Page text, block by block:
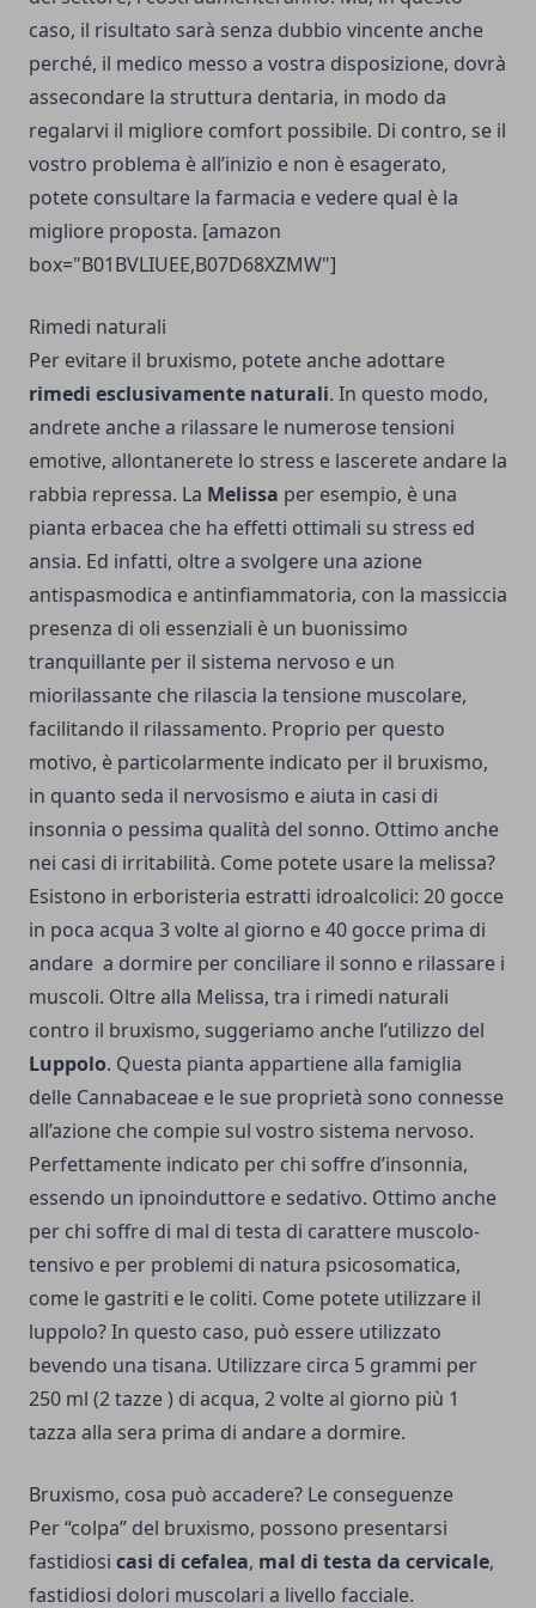
caso, il risultato sarà senza dubbio vincente anche
perché, il medico messo a vostra disposizione, dovrà
assecondare la struttura dentaria, in modo da
regalarvi il migliore comfort possibile. Di contro, se il
vostro problema è all’inizio e non è esagerato,
potete consultare la farmacia e vedere qual è la
migliore proposta. [amazon
box="B01BVLIUEE,B07D68XZMW"]
Rimedi naturali
Per evitare il bruxismo, potete anche adottare
rimedi esclusivamente naturali. In questo modo,
andrete anche a rilassare le numerose tensioni
emotive, allontanerete lo stress e lascerete andare la
rabbia repressa. La Melissa per esempio, è una
pianta erbacea che ha effetti ottimali su stress ed
ansia. Ed infatti, oltre a svolgere una azione
antispasmodica e antinfiammatoria, con la massiccia
presenza di oli essenziali è un buonissimo
tranquillante per il sistema nervoso e un
miorilassante che rilascia la tensione muscolare,
facilitando il rilassamento. Proprio per questo
motivo, è particolarmente indicato per il bruxismo,
in quanto seda il nervosismo e aiuta in casi di
insonnia o pessima qualità del sonno. Ottimo anche
nei casi di irritabilità. Come potete usare la melissa?
Esistono in erboristeria estratti idroalcolici: 20 gocce
in poca acqua 3 volte al giorno e 40 gocce prima di
andare a dormire per conciliare il sonno e rilassare i
muscoli. Oltre alla Melissa, tra i rimedi naturali
contro il bruxismo, suggeriamo anche l’utilizzo del
Luppolo. Questa pianta appartiene alla famiglia
delle Cannabaceae e le sue proprietà sono connesse
all’azione che compie sul vostro sistema nervoso.
Perfettamente indicato per chi soffre d’insonnia,
essendo un ipnoinduttore e sedativo. Ottimo anche
per chi soffre di mal di testa di carattere muscolo-
tensivo e per problemi di natura psicosomatica,
come le gastriti e le coliti. Come potete utilizzare il
luppolo? In questo caso, può essere utilizzato
bevendo una tisana. Utilizzare circa 5 grammi per
250 ml (2 tazze ) di acqua, 2 volte al giorno più 1
tazza alla sera prima di andare a dormire.
Bruxismo, cosa può accadere? Le conseguenze
Per “colpa” del bruxismo, possono presentarsi
fastidiosi casi di cefalea, mal di testa da cervicale,
fastidiosi dolori muscolari a livello facciale.